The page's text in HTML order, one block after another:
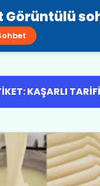
Görüntülü
KAŞARLI TARIFI